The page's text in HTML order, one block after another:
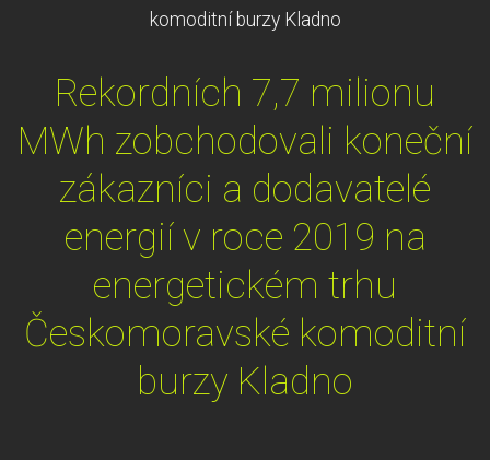
komoditní burzy Kladno
Rekordních 7,7 milionu
MWh zobchodovali koneční
zákazníci a dodavatelé
energií v roce 2019 na
energetickém trhu
Českomoravské komoditní
burzy Kladno